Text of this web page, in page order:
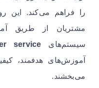
را فراهم می‌کند. این
مشتریان از طریق
سیستم‌های service
آموزش‌های هدفمند،
می‌بخشند.